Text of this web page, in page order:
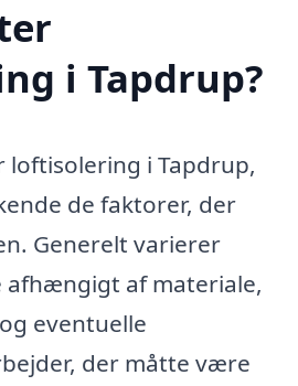
i Tapdrup?
loftisolering i Tapdrup,
de faktorer, der
Generelt varierer
af materiale,
eventuelle
der måtte være